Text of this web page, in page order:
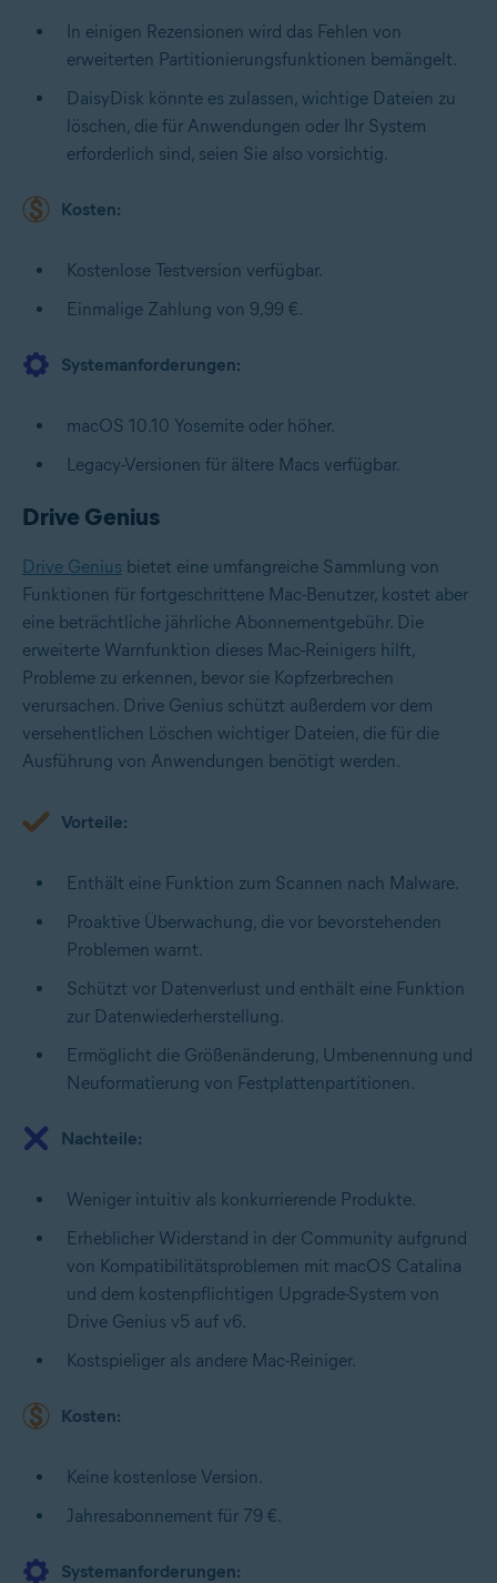
In einigen Rezensionen wird das Fehlen von
erweiterten Partitionierungsfunktionen bemängelt.
DaisyDisk könnte es zulassen, wichtige Dateien zu
löschen, die für Anwendungen oder Ihr System
erforderlich sind, seien Sie also vorsichtig.
Kosten:
Kostenlose Testversion verfügbar.
Einmalige Zahlung von 9,99 €.
Systemanforderungen:
macOS 10.10 Yosemite oder höher.
Legacy-Versionen für ältere Macs verfügbar.
Drive Genius
Drive Genius bietet eine umfangreiche Sammlung von
Funktionen für fortgeschrittene Mac-Benutzer, kostet aber
eine beträchtliche jährliche Abonnementgebühr. Die
erweiterte Warnfunktion dieses Mac-Reinigers hilft,
Probleme zu erkennen, bevor sie Kopfzerbrechen
verursachen. Drive Genius schützt außerdem vor dem
versehentlichen Löschen wichtiger Dateien, die für die
Ausführung von Anwendungen benötigt werden.
Vorteile:
Enthält eine Funktion zum Scannen nach Malware.
Proaktive Überwachung, die vor bevorstehenden
Problemen warnt.
Schützt vor Datenverlust und enthält eine Funktion
zur Datenwiederherstellung.
Ermöglicht die Größenänderung, Umbenennung und
Neuformatierung von Festplattenpartitionen.
Nachteile:
Weniger intuitiv als konkurrierende Produkte.
Erheblicher Widerstand in der Community aufgrund
von Kompatibilitätsproblemen mit macOS Catalina
und dem kostenpflichtigen Upgrade-System von
Drive Genius v5 auf v6.
Kostspieliger als andere Mac-Reiniger.
Kosten:
Keine kostenlose Version.
Jahresabonnement für 79 €.
Systemanforderungen: